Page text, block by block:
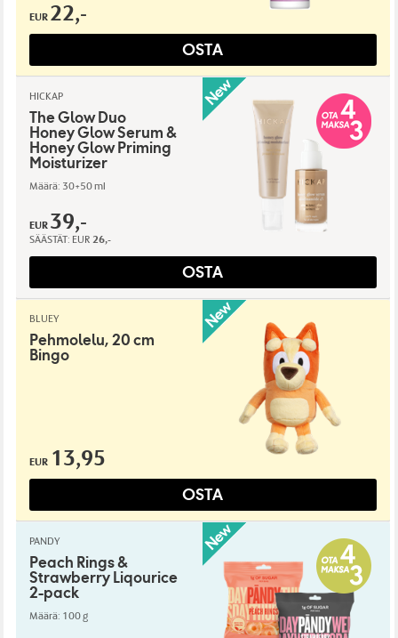
EUR 22,-
OSTA
HICKAP
The Glow Duo
Honey Glow Serum &
Honey Glow Priming
Moisturizer
Määrä: 30+50 ml
EUR 39,-
SÄÄSTÄT: EUR 26,-
OSTA
BLUEY
Pehmolelu, 20 cm
Bingo
EUR 13,95
OSTA
PANDY
Peach Rings &
Strawberry Liqourice
2-pack
Määrä: 100 g